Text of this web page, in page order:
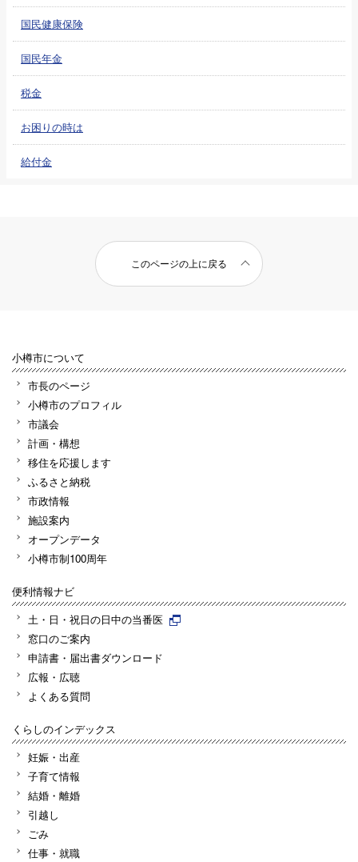
国民健康保険
国民年金
税金
お困りの時は
給付金
このページの上に戻る
小樽市について
市長のページ
小樽市のプロフィル
市議会
計画・構想
移住を応援します
ふるさと納税
市政情報
施設案内
オープンデータ
小樽市制100周年
便利情報ナビ
土・日・祝日の日中の当番医
窓口のご案内
申請書・届出書ダウンロード
広報・広聴
よくある質問
くらしのインデックス
妊娠・出産
子育て情報
結婚・離婚
引越し
ごみ
仕事・就職